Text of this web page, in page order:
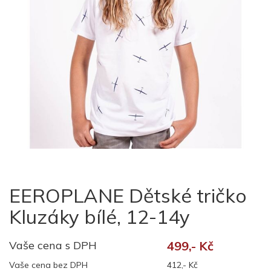
EEROPLANE Dětské tričko
Kluzáky bílé, 12-14y
Vaše cena s DPH 499,- Kč
Vaše cena bez DPH
412,- Kč